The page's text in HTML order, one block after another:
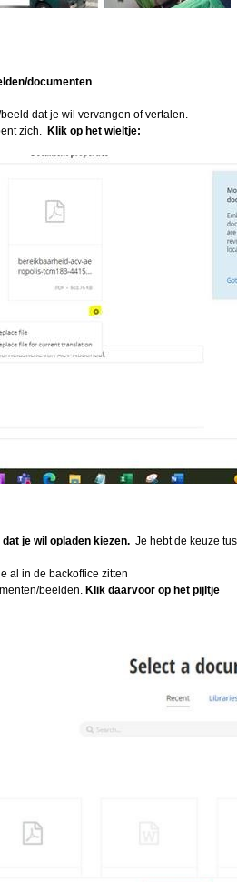
documenten
dat je wil vervangen of vertalen.
zich. Klik op het wieltje:
je wil opladen kiezen. Je hebt de keuze
al in de backoffice zitten
beelden. Klik daarvoor op het pijltje